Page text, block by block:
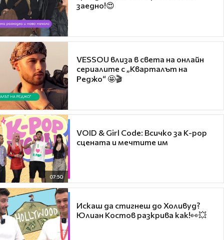
заедно!😍
VESSOU влиза в света на онлайн
сериалите с „Кварталът на
Реджо“ 🤩🎬
07:50
VOID & Girl Code: Всичко за K-pop
сцената и мечтите им
Искаш да стигнеш до Холивуд?
Юлиан Костов разкрива как!👀💥